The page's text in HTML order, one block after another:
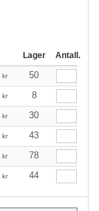
Lager Antall.
kr
50
kr
8
kr
30
kr
43
kr
78
kr 44